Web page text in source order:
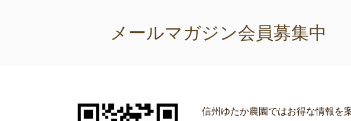
メールマガジン会員募集中
信州ゆたか農園ではお得な情報を